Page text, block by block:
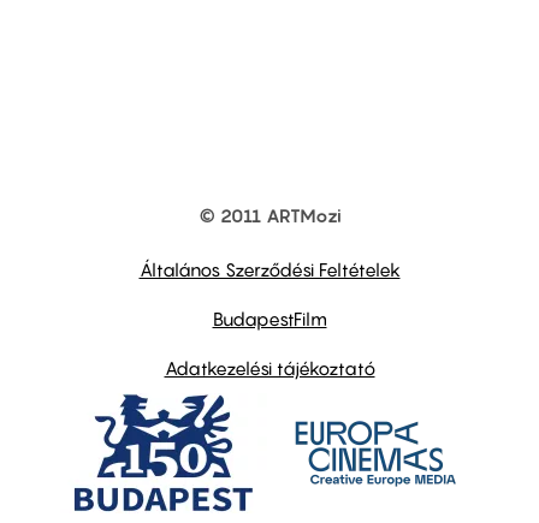
© 2011 ARTMozi
Általános Szerződési Feltételek
BudapestFilm
Adatkezelési tájékoztató